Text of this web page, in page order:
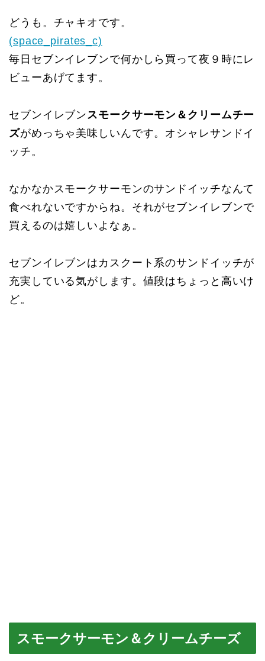
どうも。チャキオです。
(space_pirates_c)
毎日セブンイレブンで何かしら買って夜９時にレ
ビューあげてます。
セブンイレブンスモークサーモン＆クリームチー
ズがめっちゃ美味しいんです。オシャレサンドイ
ッチ。
なかなかスモークサーモンのサンドイッチなんて
食べれないですからね。それがセブンイレブンで
買えるのは嬉しいよなぁ。
セブンイレブンはカスクート系のサンドイッチが
充実している気がします。値段はちょっと高いけ
ど。
スモークサーモン＆クリームチーズ